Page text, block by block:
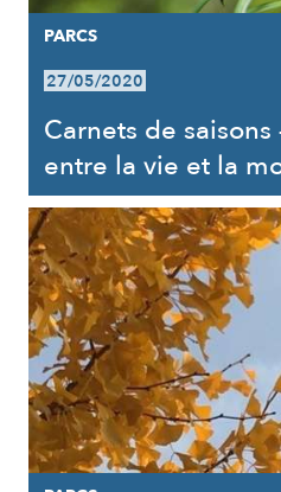
PARCS
27/05/2020
Carnets de saisons
entre la vie et la